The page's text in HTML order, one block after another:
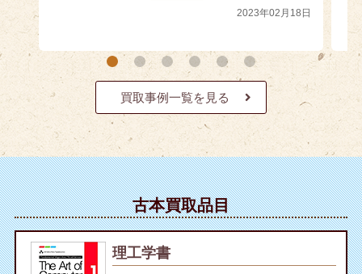
2023年02月18日
買取事例一覧を見る
古本買取品目
理工学書